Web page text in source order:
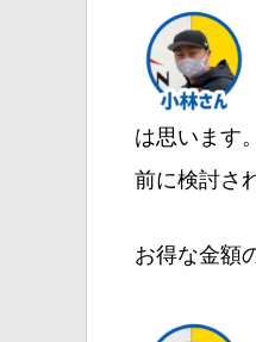
は思います
前に検討さ
お得な金額